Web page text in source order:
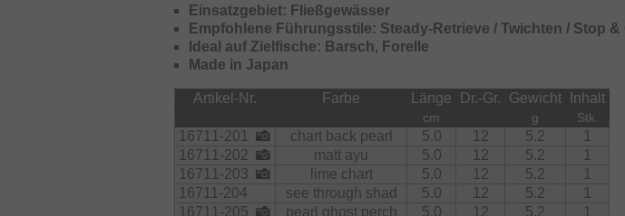
Einsatzgebiet: Fließgewässer
Empfohlene Führungsstile: Steady-Retrieve / Twichten / Stop &
Ideal auf Zielfische: Barsch, Forelle
Made in Japan
Artikel-Nr. Farbe Länge Dr.-Gr. Gewicht Inhalt
cm g Stk.
16711-201 chart back pearl 5.0 12 5.2
1
16711-202
matt ayu 5.0 12 5.2
1
16711-203
lime chart 5.0 12 5.2
1
16711-204
see through shad 5.0 12 5.2
1
16711-205
pearl ghost perch 5.0 12 5.2
1